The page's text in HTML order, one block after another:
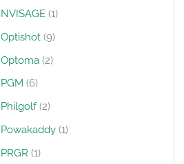
NVISAGE 1
Optishot 9
Optoma 2
PGM 6
Philgolf 2
Powakaddy 1
PRGR 1